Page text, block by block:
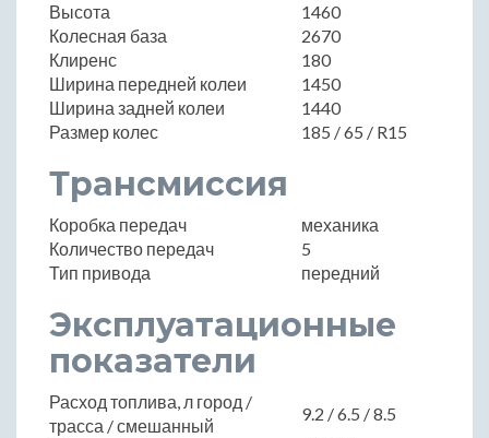
Высота
1460
Колесная база
2670
Клиренс
180
Ширина передней колеи
1450
Ширина задней колеи
1440
Размер колес
185 / 65 / R15
Трансмиссия
Коробка передач
механика
Количество передач
5
Тип привода
передний
Эксплуатационные
показатели
Расход топлива, л город /
трасса / смешанный
9.2 / 6.5 / 8.5